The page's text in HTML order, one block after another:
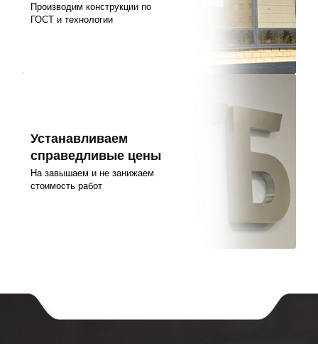
Производим конструкции по
ГОСТ и технологии
Устанавливаем
справедливые цены
На завышаем и не занижаем
стоимость работ